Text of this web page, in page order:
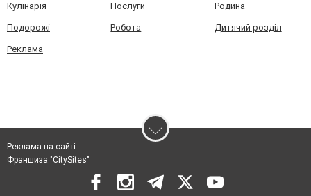
Кулінарія Послуги Родина
Подорожі Робота Дитячий розділ
Реклама
Реклама на сайті
Франшиза "CitySites"